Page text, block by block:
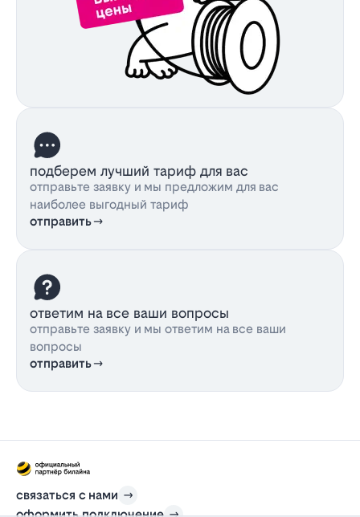
подберем лучший тариф для вас
отправьте заявку и мы предложим для вас
наиболее выгодный тариф
отправить
ответим на все ваши вопросы
отправьте заявку и мы ответим на все ваши
вопросы
отправить
связаться с нами